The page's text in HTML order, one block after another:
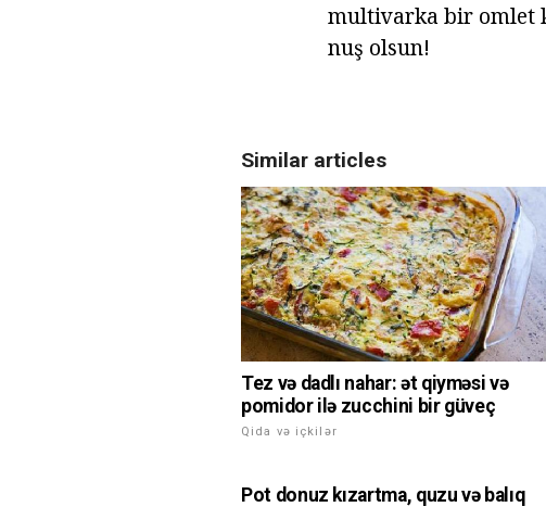
multivarka bir omlet
nuş olsun!
Similar articles
Tez və dadlı nahar: ət qiyməsi və
pomidor ilə zucchini bir güveç
Qida və içkilər
Pot donuz kızartma, quzu və balıq